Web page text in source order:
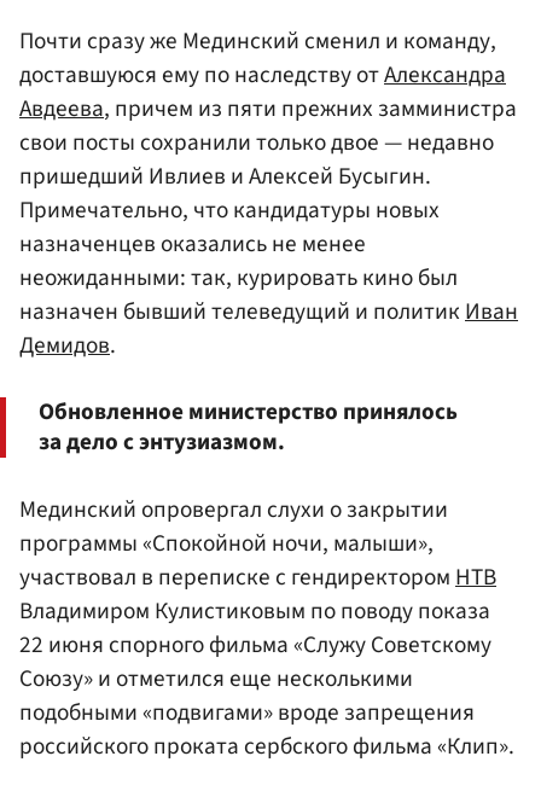
Почти сразу же Мединский сменил и команду,
доставшуюся ему по наследству отАлександра
Авдеева, причем из пяти прежних замминистра
свои посты сохранили только двое — недавно
пришедший Ивлиев и Алексей Бусыгин.
Примечательно, что кандидатуры новых
назначенцев оказались не менее
неожиданными: так, курировать кино был
назначен бывший телеведущий и политикИван
Демидов.
Обновленное министерство принялось
за дело с энтузиазмом.
Мединский опровергал слухи о закрытии
программы «Спокойной ночи, малыши»,
участвовал в переписке с гендиректоромНТВ
Владимиром Кулистиковым по поводу показа
22 июня спорного фильма «Служу Советскому
Союзу» и отметился еще несколькими
подобными «подвигами» вроде запрещения
российского проката сербского фильма «Клип».